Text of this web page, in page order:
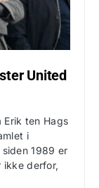
United
Erik ten Hags
i
1989 er
ikke derfor,